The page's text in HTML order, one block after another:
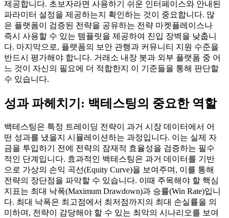
제공합니다. 초보자라면 사용하기 쉬운 인터페이스와 안내된
파라미터 설정을 제공하는지 확인하는 것이 중요합니다. 많
은 플랫폼이 검증된 전략을 공유하는 전략 마켓플레이스나
즉시 사용할 수 있는 템플릿을 제공하여 진입 장벽을 낮춥니
다. 마지막으로, 플랫폼의 보안 관행과 커뮤니티 지원 수준을
반드시 평가해야 합니다. 거래소 내장 봇과 외부 플랫폼 중 어
느 것이 자신의 필요에 더 적합한지 이 기준들을 통해 판단할
수 있습니다.
성과 파헤치기: 백테스팅의 중요한 역할
백테스팅은 특정 트레이딩 전략이 과거 시장 데이터에서 어
떤 성과를 냈을지 시뮬레이션하는 과정입니다. 이는 실제 자
금을 투입하기 전에 전략의 잠재적 효율성을 검증하는 필수
적인 단계입니다. 효과적인 백테스팅은 과거 데이터를 기반
으로 가상의 손익 곡선(Equity Curve)을 보여주며, 이를 통해
전략의 장단점을 파악할 수 있습니다. 이때 주목해야 할 핵심
지표는 최대 낙폭(Maximum Drawdown)과 승률(Win Rate)입니
다. 최대 낙폭은 최고점에서 최저점까지의 최대 손실률을 의
미하며, 전략이 감당해야 할 수 있는 최악의 시나리오를 보여